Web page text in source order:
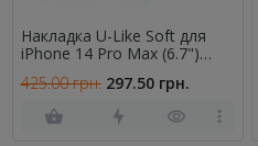
Накладка U-Like Soft для
iPhone 14 Pro Max (6.7")
425.00 грн. 297.50 грн.